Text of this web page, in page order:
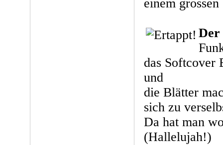
einem
das Softcover
und
die Blätter
sich zu
Da hat man
(Hallelujah!)